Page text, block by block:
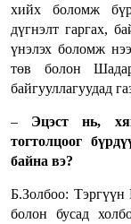
хийх боломж
дүгнэлт гаргах,
үнэлэх боломж
төв болон
байгууллагуудад
– Эцэст нь,
тогтолцоог
байна вэ?
Б.Золбоо:
болон бусад